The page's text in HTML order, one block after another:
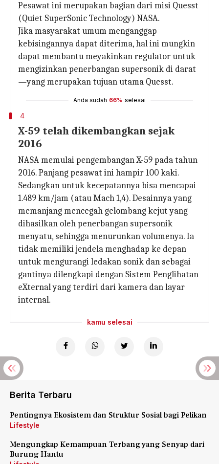
Pesawat ini merupakan bagian dari misi Quesst
(Quiet SuperSonic Technology) NASA.
Jika masyarakat umum menganggap
kebisingannya dapat diterima, hal ini mungkin
dapat membantu meyakinkan regulator untuk
mengizinkan penerbangan supersonik di darat
—yang merupakan tujuan utama Quesst.
Anda sudah 66% selesai
4
X-59 telah dikembangkan sejak
2016
NASA memulai pengembangan X-59 pada tahun
2016. Panjang pesawat ini hampir 100 kaki.
Sedangkan untuk kecepatannya bisa mencapai
1.489 km/jam (atau Mach 1,4). Desainnya yang
memanjang mencegah gelombang kejut yang
dihasilkan oleh penerbangan supersonik
menyatu, sehingga menurunkan volumenya. Ia
tidak memiliki jendela menghadap ke depan
untuk mengurangi ledakan sonik dan sebagai
gantinya dilengkapi dengan Sistem Penglihatan
eXternal yang terdiri dari kamera dan layar
internal.
kamu selesai
Berita Terbaru
Pentingnya Ekosistem dan Struktur Sosial bagi Pelikan
Lifestyle
Mengungkap Kemampuan Terbang yang Senyap dari
Burung Hantu